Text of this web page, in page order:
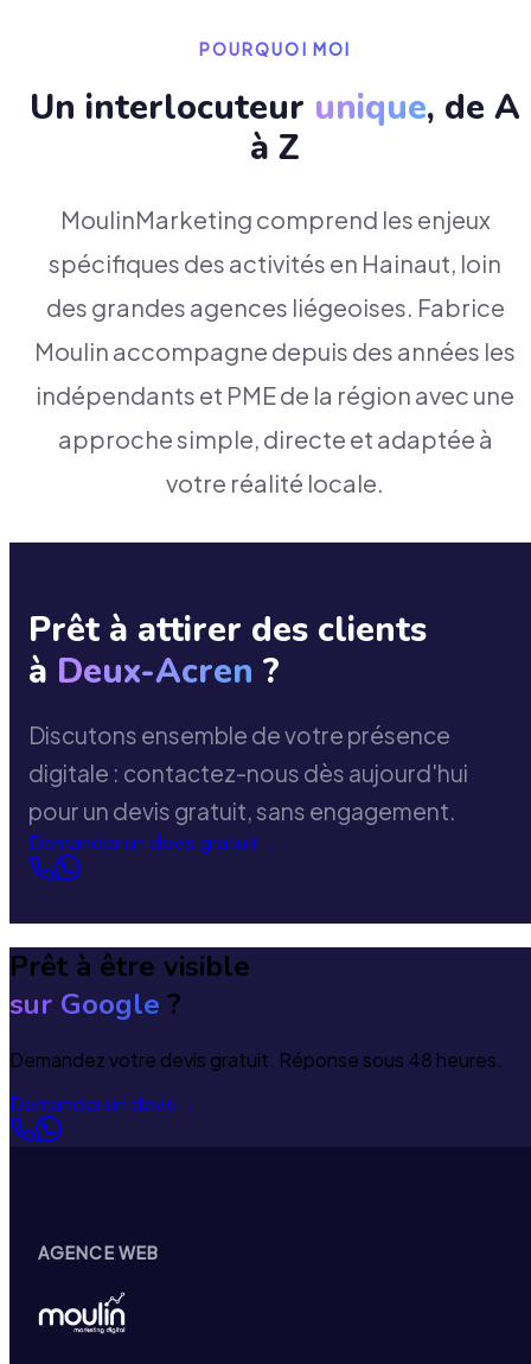
POURQUOI MOI
Un interlocuteur unique, de A
à Z
MoulinMarketing comprend les enjeux
spécifiques des activités en Hainaut, loin
des grandes agences liégeoises. Fabrice
Moulin accompagne depuis des années les
indépendants et PME de la région avec une
approche simple, directe et adaptée à
votre réalité locale.
Prêt à attirer des clients
à Deux-Acren ?
Discutons ensemble de votre présence
digitale : contactez-nous dès aujourd'hui
pour un devis gratuit, sans engagement.
Demander un devis gratuit→
Prêt à être visible
sur Google ?
Demandez votre devis gratuit. Réponse sous 48 heures.
Demander un devis→
AGENCE WEB